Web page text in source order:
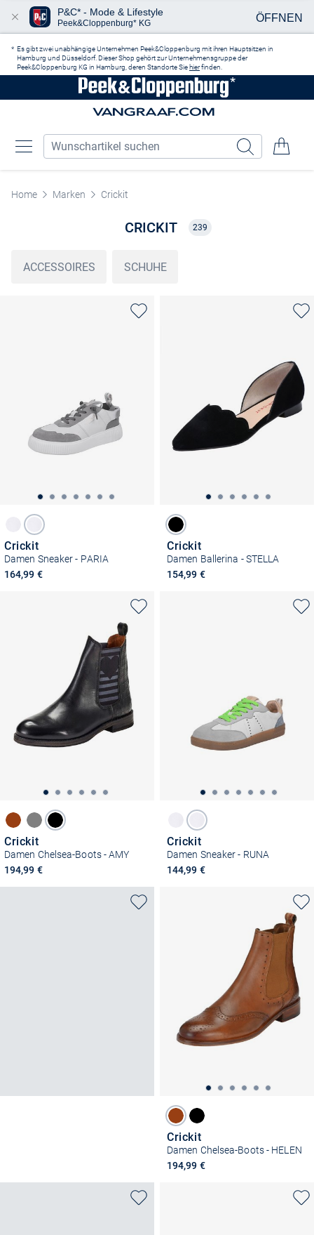
Es gibt zwei unabhängige Unternehmen Peek&Cloppenburg mit ihren Hauptsitzen in
Hamburg und Düsseldorf. Dieser Shop gehört zur Unternehmensgruppe der
Peek&Cloppenburg KG in Hamburg, deren Standorte Sie hierfinden.
Home Marken Crickit
CRICKIT 239
ACCESSOIRES SCHUHE
Crickit
Damen Sneaker - PARIA
164,99 €
Crickit
Damen Ballerina - STELLA
154,99 €
Crickit
Damen Chelsea-Boots - AMY
194,99 €
Crickit
Damen Sneaker - RUNA
144,99 €
Crickit
Damen Chelsea-Boots - HELEN
194,99 €
P&C* - Mode & Lifestyle
Peek&Cloppenburg* KG ÖFFNEN